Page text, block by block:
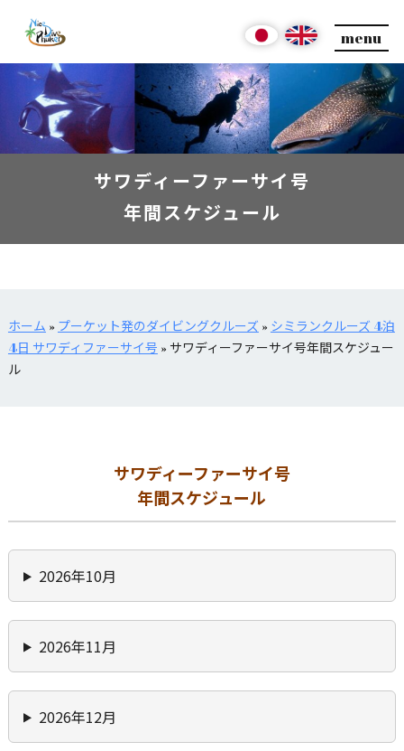
menu
サワディーファーサイ号
年間スケジュール
ホーム » プーケット発のダイビングクルーズ » シミランクルーズ 4泊
4日 サワディファーサイ号 » サワディーファーサイ号年間スケジュー
ル
サワディーファーサイ号
年間スケジュール
2026年10月
2026年11月
2026年12月